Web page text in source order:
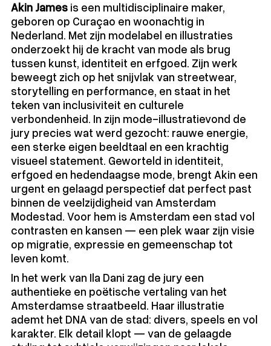
Akin James is een multidisciplinaire maker,
geboren op Curaçao en woonachtig in
Nederland. Met zijn modelabel en illustraties
onderzoekt hij de kracht van mode als brug
tussen kunst, identiteit en erfgoed. Zijn werk
beweegt zich op het snijvlak van streetwear,
storytelling en performance, en staat in het
teken van inclusiviteit en culturele
verbondenheid. In zijn mode-illustratievond de
jury precies wat werd gezocht: rauwe energie,
een sterke eigen beeldtaal en een krachtig
visueel statement. Geworteld in identiteit,
erfgoed en hedendaagse mode, brengt Akin een
urgent en gelaagd perspectief dat perfect past
binnen de veelzijdigheid van Amsterdam
Modestad. Voor hem is Amsterdam een stad vol
contrasten en kansen — een plek waar zijn visie
op migratie, expressie en gemeenschap tot
leven komt.
In het werk van Ila Dani zag de jury een
authentieke en poëtische vertaling van het
Amsterdamse straatbeeld. Haar illustratie
ademt het DNA van de stad: divers, speels en vol
karakter. Elk detail klopt — van de gelaagde